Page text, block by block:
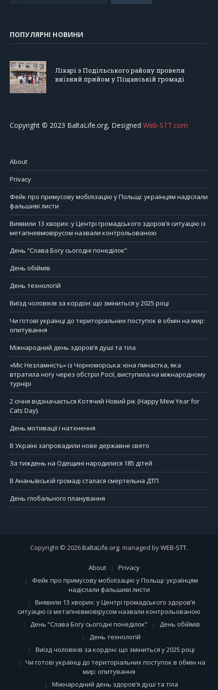
ПОПУЛЯРНІ НОВИНИ
Лікарі з Подільського району провели
виїзний прийом у Піщанській громаді
Copyright © 2023 BaltaLife.org, Designed Web-STT.com
About
Privacy
Фейк про примусову мобілізацію у Польщі: українцям надіслали
фальшиві листи
Виявили 13 хворих: у Центрі громадського здоров’я ситуацію із
метапневмовірусом назвали контрольованою
День “Слава Богу сьогодні понеділок”
День обіймів
День технологій
Виїзд чоловіків за кордон: що зміниться у 2025 році
Чи готові українці до територіальних поступок в обмін на мир:
опитування
Міжнародний день здоров’я душі та тіла
«Міс Незламність» із Чорноморська: юна гімнастка, яка
втратила ногу через обстріл Росії, виступила на міжнародному
турнірі
2 січня відзначається Котячий Новий рік (Happy Mew Year for
Cats Day).
День мотивації і натхнення
В Україні запровадили нове державне свято
За тиждень на Одещині народилися 185 дітей
В Ананьївській громаді сталася смертельна ДТП
День глобального планування
Copyright © 2026BaltaLife.org. managed byWEB-STT.
About
Privacy
Фейк про примусову мобілізацію у Польщі: українцям
надіслали фальшиві листи
Виявили 13 хворих: у Центрі громадського здоров’я
ситуацію із метапневмовірусом назвали контрольованою
День “Слава Богу сьогодні понеділок”
День обіймів
День технологій
Виїзд чоловіків за кордон: що зміниться у 2025 році
Чи готові українці до територіальних поступок в обмін на
мир: опитування
Міжнародний день здоров’я душі та тіла